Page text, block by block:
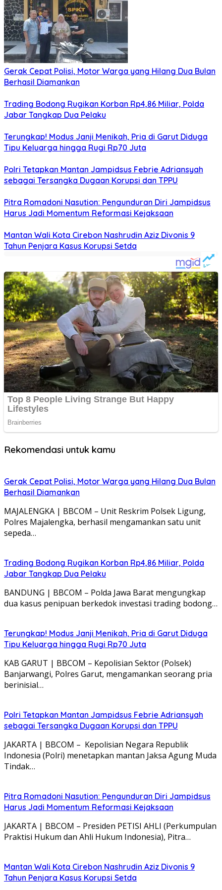
Gerak Cepat Polisi, Motor Warga yang Hilang Dua Bulan
Berhasil Diamankan
Trading Bodong Rugikan Korban Rp4,86 Miliar, Polda
Jabar Tangkap Dua Pelaku
Terungkap! Modus Janji Menikah, Pria di Garut Diduga
Tipu Keluarga hingga Rugi Rp70 Juta
Polri Tetapkan Mantan Jampidsus Febrie Adriansyah
sebagai Tersangka Dugaan Korupsi dan TPPU
Pitra Romadoni Nasution: Pengunduran Diri Jampidsus
Harus Jadi Momentum Reformasi Kejaksaan
Mantan Wali Kota Cirebon Nashrudin Aziz Divonis 9
Tahun Penjara Kasus Korupsi Setda
Rekomendasi untuk kamu
Gerak Cepat Polisi, Motor Warga yang Hilang Dua Bulan
Berhasil Diamankan
MAJALENGKA | BBCOM – Unit Reskrim Polsek Ligung,
Polres Majalengka, berhasil mengamankan satu unit
sepeda…
Trading Bodong Rugikan Korban Rp4,86 Miliar, Polda
Jabar Tangkap Dua Pelaku
BANDUNG | BBCOM – Polda Jawa Barat mengungkap
dua kasus penipuan berkedok investasi trading bodong…
Terungkap! Modus Janji Menikah, Pria di Garut Diduga
Tipu Keluarga hingga Rugi Rp70 Juta
KAB GARUT | BBCOM – Kepolisian Sektor (Polsek)
Banjarwangi, Polres Garut, mengamankan seorang pria
berinisial…
Polri Tetapkan Mantan Jampidsus Febrie Adriansyah
sebagai Tersangka Dugaan Korupsi dan TPPU
JAKARTA | BBCOM – Kepolisian Negara Republik
Indonesia (Polri) menetapkan mantan Jaksa Agung Muda
Tindak…
Pitra Romadoni Nasution: Pengunduran Diri Jampidsus
Harus Jadi Momentum Reformasi Kejaksaan
JAKARTA | BBCOM – Presiden PETISI AHLI (Perkumpulan
Praktisi Hukum dan Ahli Hukum Indonesia), Pitra…
Mantan Wali Kota Cirebon Nashrudin Aziz Divonis 9
Tahun Penjara Kasus Korupsi Setda